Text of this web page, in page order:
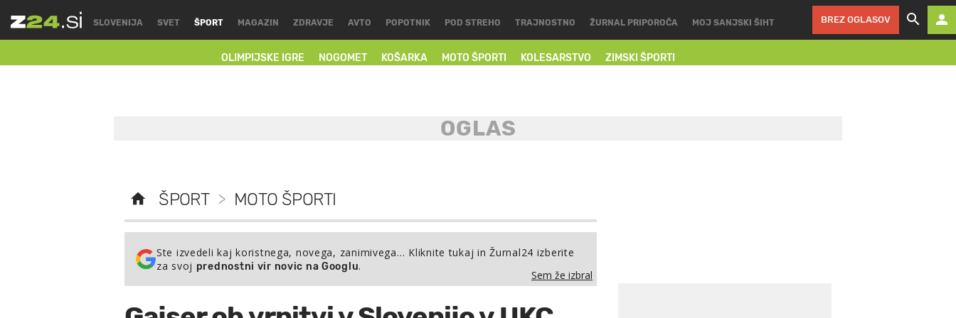
SLOVENIJA SVET ŠPORT
OLIMPIJSKE IGRE NOGOMET KOŠARKA MOTO ŠPORTI KOLESARSTVO ZIMSKI ŠPORTI
MAGAZIN ZDRAVJE AVTO POPOTNIK POD STREHO TRAJNOSTNO ŽURNAL PRIPOROČA MOJ SANJSKI ŠIHT BREZ OGLASOV
ŠPORT > MOTO ŠPORTI
Ste izvedeli kaj koristnega, novega, zanimivega… Kliknite tukaj in Žurnal24 izberite
za svoj prednostni vir novic na Googlu.
Sem že izbral